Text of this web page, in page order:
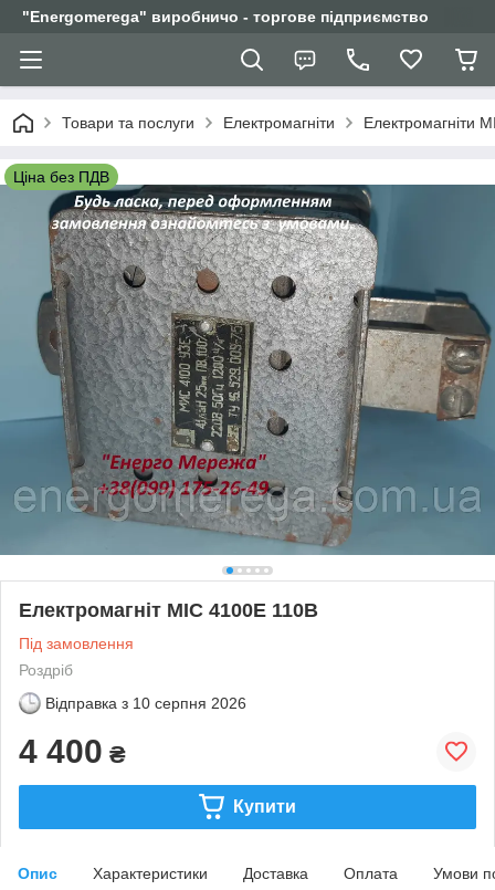
"Еnergomerega" виробничо - торгове підприємство
Товари та послуги Електромагніти Електромагніти
Ціна без ПДВ
Електромагніт МІС 4100Е 110В
Під замовлення
Роздріб
Відправка з 10 серпня 2026
4 400 ₴
Купити
Опис Характеристики Доставка Оплата Умови